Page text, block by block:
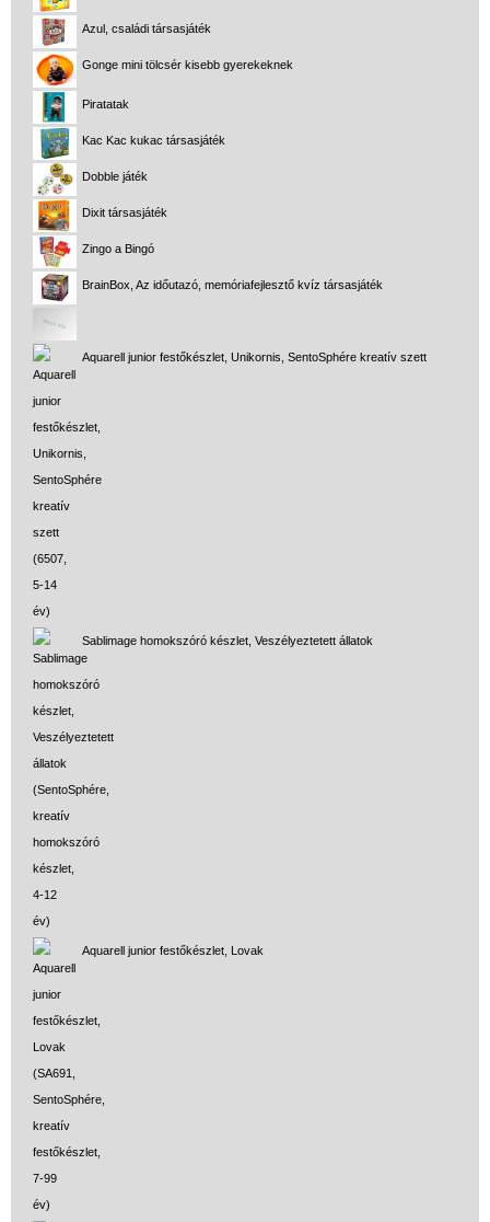
Azul, családi társasjáték
Gonge mini tölcsér kisebb gyerekeknek
Piratatak
Kac Kac kukac társasjáték
Dobble játék
Dixit társasjáték
Zingo a Bingó
BrainBox, Az időutazó, memóriafejlesztő kvíz társasjáték
Aquarell junior festőkészlet, Unikornis, SentoSphére kreatív szett
Sablimage homokszóró készlet, Veszélyeztetett állatok
Aquarell junior festőkészlet, Lovak